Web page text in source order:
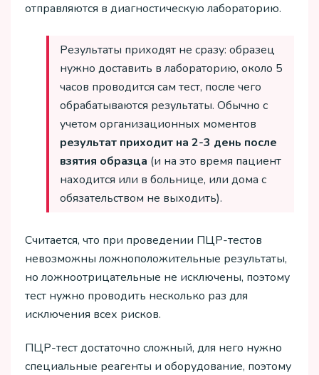
отправляются в диагностическую лабораторию.
Результаты приходят не сразу: образец
нужно доставить в лабораторию, около 5
часов проводится сам тест, после чего
обрабатываются результаты. Обычно с
учетом организационных моментов
результат приходит на 2-3 день после
взятия образца (и на это время пациент
находится или в больнице, или дома с
обязательством не выходить).
Считается, что при проведении ПЦР-тестов
невозможны ложноположительные результаты,
но ложноотрицательные не исключены, поэтому
тест нужно проводить несколько раз для
исключения всех рисков.
ПЦР-тест достаточно сложный, для него нужно
специальные реагенты и оборудование, поэтому